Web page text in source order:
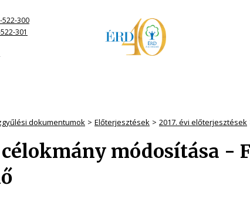
522-300
301
dokumentumok Előterjesztések 2017. évi előterjesztések
módosítása -